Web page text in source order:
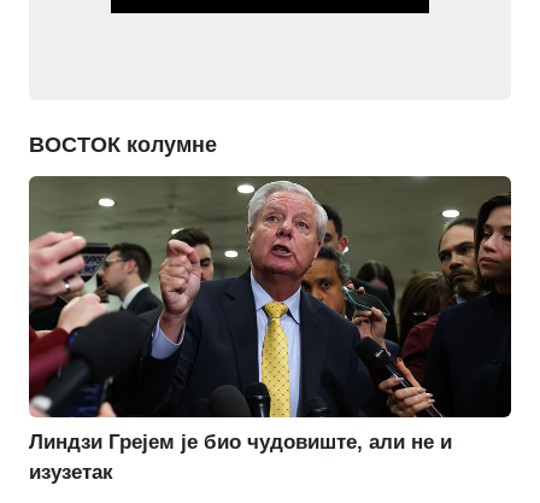
ВОСТОК колумне
Линдзи Грејем је био чудовиште, али не и
изузетак